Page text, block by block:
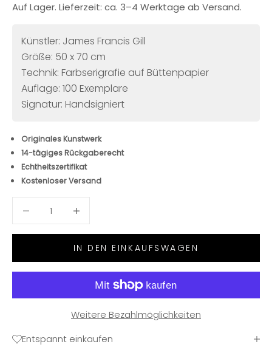
Auf Lager. Lieferzeit: ca. 3–4 Werktage ab Versand.
Künstler: James Francis Gill
Größe: 50 x 70 cm
Technik: Farbserigrafie auf Büttenpapier
Auflage: 100 Exemplare
Signatur: Handsigniert
Originales Kunstwerk
14-tägiges Rückgaberecht
Echtheitszertifikat
Kostenloser Versand
IN DEN EINKAUFSWAGEN
Weitere Bezahlmöglichkeiten
Entspannt einkaufen